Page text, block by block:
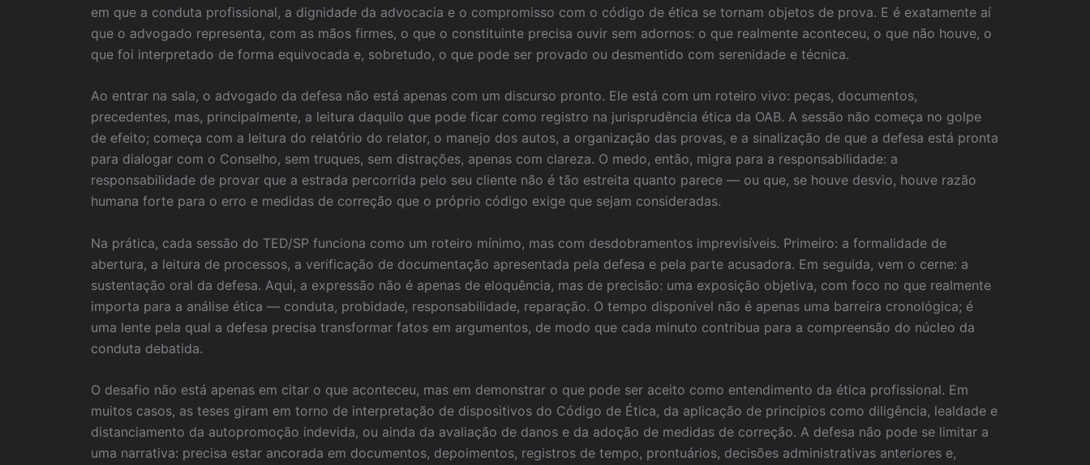
em que a conduta profissional, a dignidade da advocacia e o compromisso com o código de ética se tornam objetos de prova. E é exatamente aí
que o advogado representa, com as mãos firmes, o que o constituinte precisa ouvir sem adornos: o que realmente aconteceu, o que não houve, o
que foi interpretado de forma equivocada e, sobretudo, o que pode ser provado ou desmentido com serenidade e técnica.
Ao entrar na sala, o advogado da defesa não está apenas com um discurso pronto. Ele está com um roteiro vivo: peças, documentos,
precedentes, mas, principalmente, a leitura daquilo que pode ficar como registro na jurisprudência ética da OAB. A sessão não começa no golpe
de efeito; começa com a leitura do relatório do relator, o manejo dos autos, a organização das provas, e a sinalização de que a defesa está pronta
para dialogar com o Conselho, sem truques, sem distrações, apenas com clareza. O medo, então, migra para a responsabilidade: a
responsabilidade de provar que a estrada percorrida pelo seu cliente não é tão estreita quanto parece — ou que, se houve desvio, houve razão
humana forte para o erro e medidas de correção que o próprio código exige que sejam consideradas.
Na prática, cada sessão do TED/SP funciona como um roteiro mínimo, mas com desdobramentos imprevisíveis. Primeiro: a formalidade de
abertura, a leitura de processos, a verificação de documentação apresentada pela defesa e pela parte acusadora. Em seguida, vem o cerne: a
sustentação oral da defesa. Aqui, a expressão não é apenas de eloquência, mas de precisão: uma exposição objetiva, com foco no que realmente
importa para a análise ética — conduta, probidade, responsabilidade, reparação. O tempo disponível não é apenas uma barreira cronológica; é
uma lente pela qual a defesa precisa transformar fatos em argumentos, de modo que cada minuto contribua para a compreensão do núcleo da
conduta debatida.
O desafio não está apenas em citar o que aconteceu, mas em demonstrar o que pode ser aceito como entendimento da ética profissional. Em
muitos casos, as teses giram em torno de interpretação de dispositivos do Código de Ética, da aplicação de princípios como diligência, lealdade e
distanciamento da autopromoção indevida, ou ainda da avaliação de danos e da adoção de medidas de correção. A defesa não pode se limitar a
uma narrativa: precisa estar ancorada em documentos, depoimentos, registros de tempo, prontuários, decisões administrativas anteriores e,